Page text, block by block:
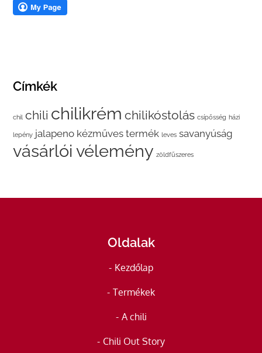
Címkék
chil chili chilikrém chilikóstolás csípősség házi
lepény jalapeno kézműves termék leves savanyúság
vásárlói vélemény zöldfűszeres
Oldalak
Kezdőlap
Termékek
A chili
Chili Out Story